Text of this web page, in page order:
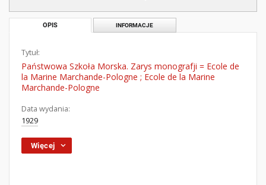
OPIS INFORMACJE
Tytuł:
Państwowa Szkoła Morska. Zarys monografji = Ecole de
la Marine Marchande-Pologne ; Ecole de la Marine
Marchande-Pologne
Data wydania:
1929
Więcej